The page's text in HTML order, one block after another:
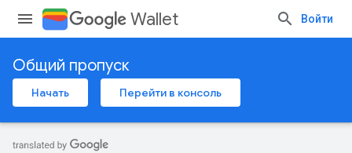
Wallet Войти
Общий пропуск
Начать Перейти в консоль